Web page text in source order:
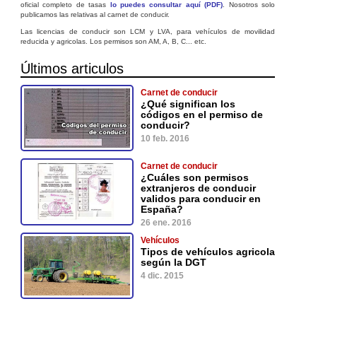
oficial completo de tasas lo puedes consultar aquí (PDF) . Nosotros solo
publicamos las relativas al carnet de conducir.
Las licencias de conducir son LCM y LVA, para vehículos de movilidad
reducida y agricolas. Los permisos son AM, A, B, C... etc.
Últimos articulos
Carnet de conducir
¿Qué significan los
códigos en el permiso de
conducir?
10 feb. 2016
Carnet de conducir
¿Cuáles son permisos
extranjeros de conducir
validos para conducir en
España?
26 ene. 2016
Vehículos
Tipos de vehículos agricola
según la DGT
4 dic. 2015